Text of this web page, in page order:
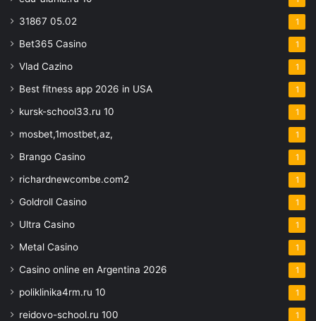
31867 05.02 1
Bet365 Casino 1
Vlad Cazino 1
Best fitness app 2026 in USA 1
kursk-school33.ru 10 1
mosbet,1mostbet,az, 1
Brango Casino 1
richardnewcombe.com2 1
Goldroll Casino 1
Ultra Casino 1
Metal Casino 1
Casino online en Argentina 2026 1
poliklinika4rm.ru 10 1
reidovo-school.ru 100 1